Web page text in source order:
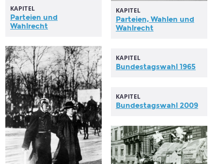
KAPITEL
Parteien und
Wahlrecht
KAPITEL
Parteien, Wahlen und
Wahlrecht
KAPITEL
Bundestagswahl 1965
KAPITEL
Bundestagswahl 2009